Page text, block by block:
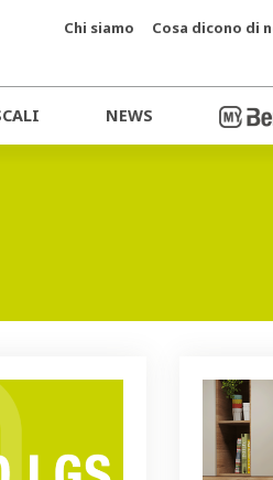
NEWS
Chi siamo Cosa dicono di